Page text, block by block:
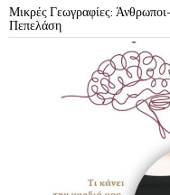
Μικρές Γεωγραφίες:
Πεπελάση